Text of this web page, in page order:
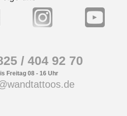
/ 404 92 70
Freitag 08 - 16 Uhr